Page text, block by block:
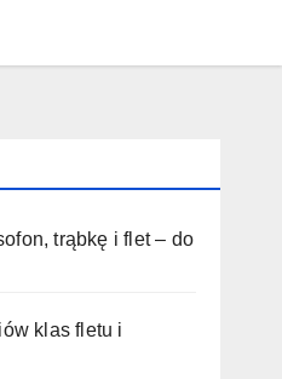
trąbkę i flet – do
klas fletu i